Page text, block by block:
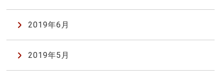
2019年6月
2019年5月